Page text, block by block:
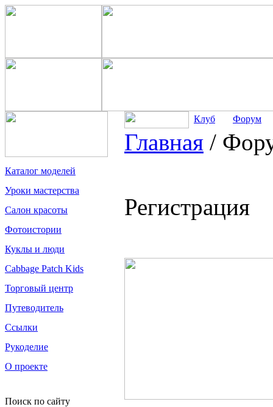
Каталог моделей
Уроки мастерства
Салон красоты
Фотоистории
Куклы и люди
Cabbage Patch Kids
Торговый центр
Путеводитель
Ссылки
Рукоделие
О проекте
Поиск по сайту
Клуб Форум
Главная /
Регистрация